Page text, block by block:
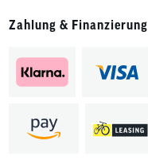
Zahlung & Finanzierung